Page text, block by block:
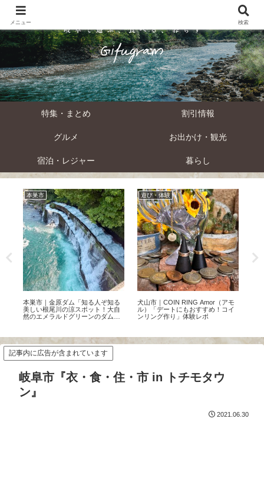
特集・まとめ 割引情報
グルメ お出かけ・観光
宿泊・レジャー 暮らし
本巣市
本巣市｜金原ダム「知る人ぞ知る
美しい根尾川の涼スポット！大自
然のエメラルドグリーンのダムを
遊び・体験
犬山市｜COIN RING Amor（アモ
ル）「デートにもおすすめ！コイ
ンリング作り」体験レポ
記事内に広告が含まれています
岐阜市『衣・食・住・市 in トチモタウ
ン』
2021.06.30
メニュー 検索